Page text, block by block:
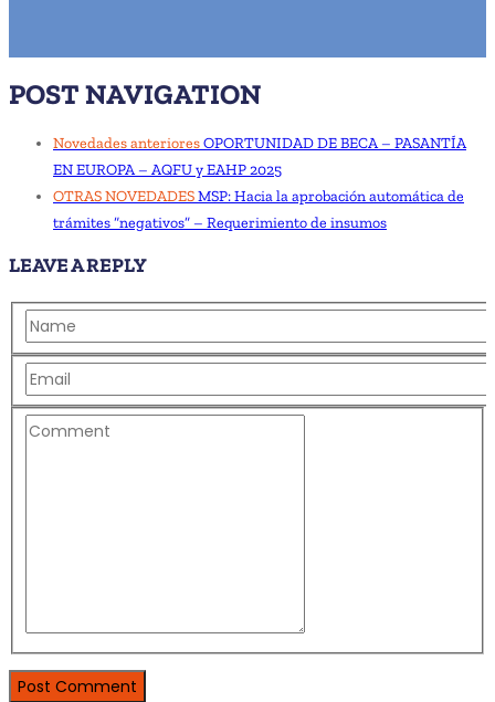
POST NAVIGATION
Novedades anterioresOPORTUNIDAD DE BECA – PASANTÍA
EN EUROPA – AQFU y EAHP 2025
OTRAS NOVEDADESMSP: Hacia la aprobación automática de
trámites “negativos” – Requerimiento de insumos
LEAVE A REPLY